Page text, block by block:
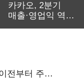
카카오, 2분기
매출·영업익 역대
전부터 주